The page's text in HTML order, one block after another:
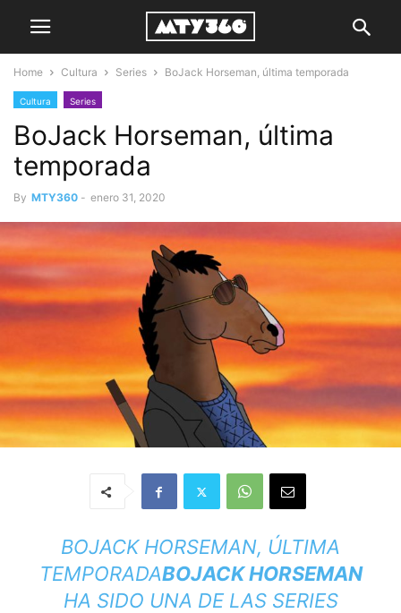
Home Cultura Series BoJack Horseman, última temporada
Cultura Series
BoJack Horseman, última
temporada
By MTY360 - enero 31, 2020
BOJACK HORSEMAN, ÚLTIMA
TEMPORADABOJACK HORSEMAN
HA SIDO UNA DE LAS SERIES